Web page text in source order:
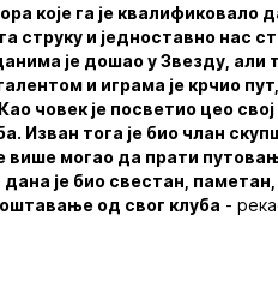
које га је квалификовало
струку и једноставно нас
је дошао у Звезду, али
и играма је крчио
човек је посветио цео
Изван тога је био члан
више могао да прати
је био свестан,
од свог клуба -